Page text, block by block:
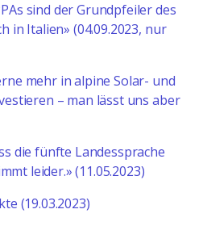
sind der Grundpfeiler des
in Italien» (04.09.2023, nur
mehr in alpine Solar- und
– man lässt uns aber
die fünfte Landessprache
leider.» (11.05.2023)
(19.03.2023)